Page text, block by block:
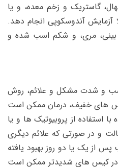
گاستریک و زخم معده، و یا
آزمایش آندوسکوپی انجام دهد.
بینی، مری، و شکم اسب شده و
و شدت مشکل و علائم، روش
های خفیف، درمان ممکن است
استفاده از پروبیوتیک ها و یا
و در صورتی که علائم دیگری
از یک یا دو روز بهبود یافته
در کیس های شدیدتر ممکن است